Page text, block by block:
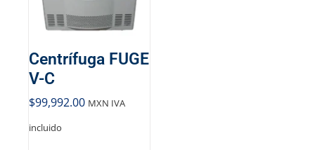
Centrífuga FUGE
V-C
$99,992.00 MXN IVA
incluido